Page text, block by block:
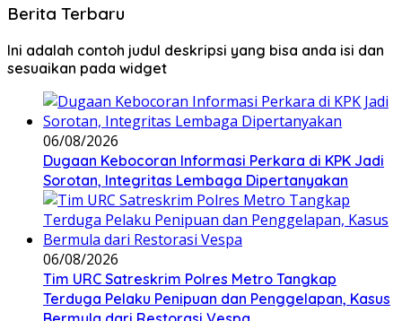
Berita Terbaru
Ini adalah contoh judul deskripsi yang bisa anda isi dan
sesuaikan pada widget
06/08/2026
Dugaan Kebocoran Informasi Perkara di KPK Jadi
Sorotan, Integritas Lembaga Dipertanyakan
06/08/2026
Tim URC Satreskrim Polres Metro Tangkap
Terduga Pelaku Penipuan dan Penggelapan, Kasus